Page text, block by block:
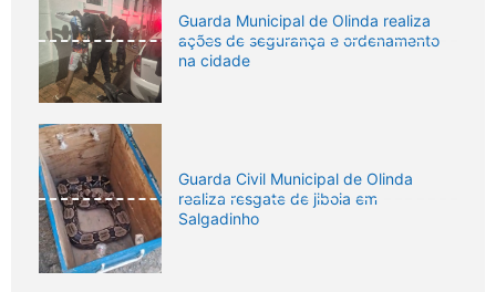
Guarda Municipal de Olinda realiza
ações de segurança e ordenamento
na cidade
Guarda Civil Municipal de Olinda
realiza resgate de jiboia em
Salgadinho